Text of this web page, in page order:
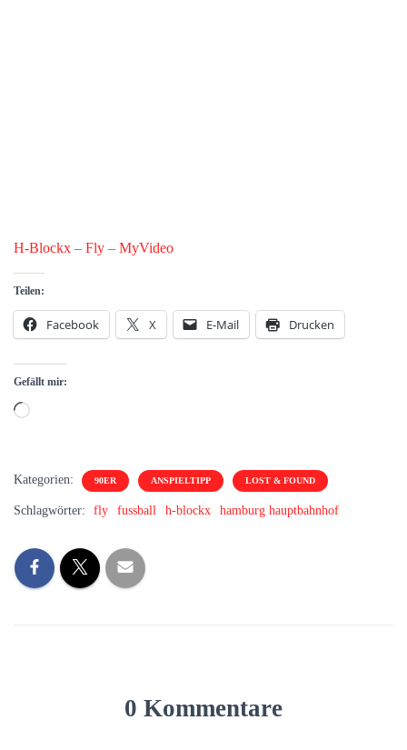
H-Blockx – Fly – MyVideo
Teilen:
Facebook X E-Mail Drucken
Gefällt mir:
Wird
Kategorien: 90ER ANSPIELTIPP LOST & FOUND
Schlagwörter: fly fussball h-blockx hamburg hauptbahnhof
0 Kommentare